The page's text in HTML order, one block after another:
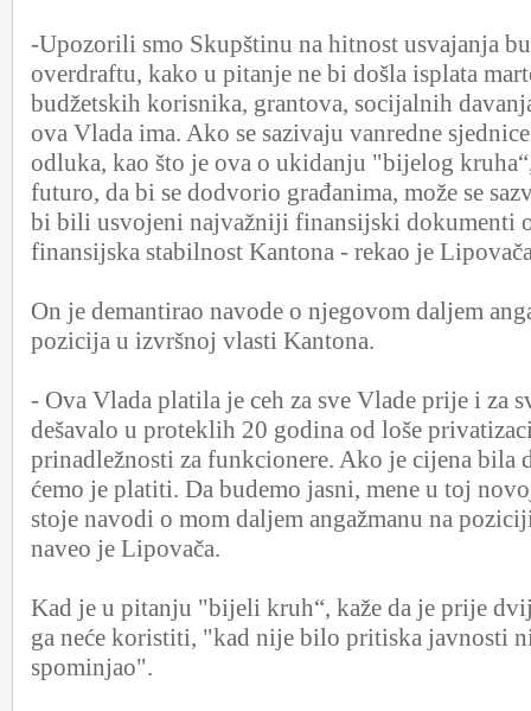
-Upozorili smo Skupštinu na hitnost usvajanja
overdraftu, kako u pitanje ne bi došla isplata
budžetskih korisnika, grantova, socijalnih
ova Vlada ima. Ako se sazivaju vanredne
odluka, kao što je ova o ukidanju "bijelog
futuro, da bi se dodvorio građanima, može se
bi bili usvojeni najvažniji finansijski dokumenti
finansijska stabilnost Kantona - rekao je
On je demantirao navode o njegovom daljem
pozicija u izvršnoj vlasti Kantona.
- Ova Vlada platila je ceh za sve Vlade prije i za
dešavalo u proteklih 20 godina od loše
prinadležnosti za funkcionere. Ako je cijena bila
ćemo je platiti. Da budemo jasni, mene u toj
stoje navodi o mom daljem angažmanu na
naveo je Lipovača.
Kad je u pitanju "bijeli kruh“, kaže da je prije
ga neće koristiti, "kad nije bilo pritiska javnosti
spominjao".